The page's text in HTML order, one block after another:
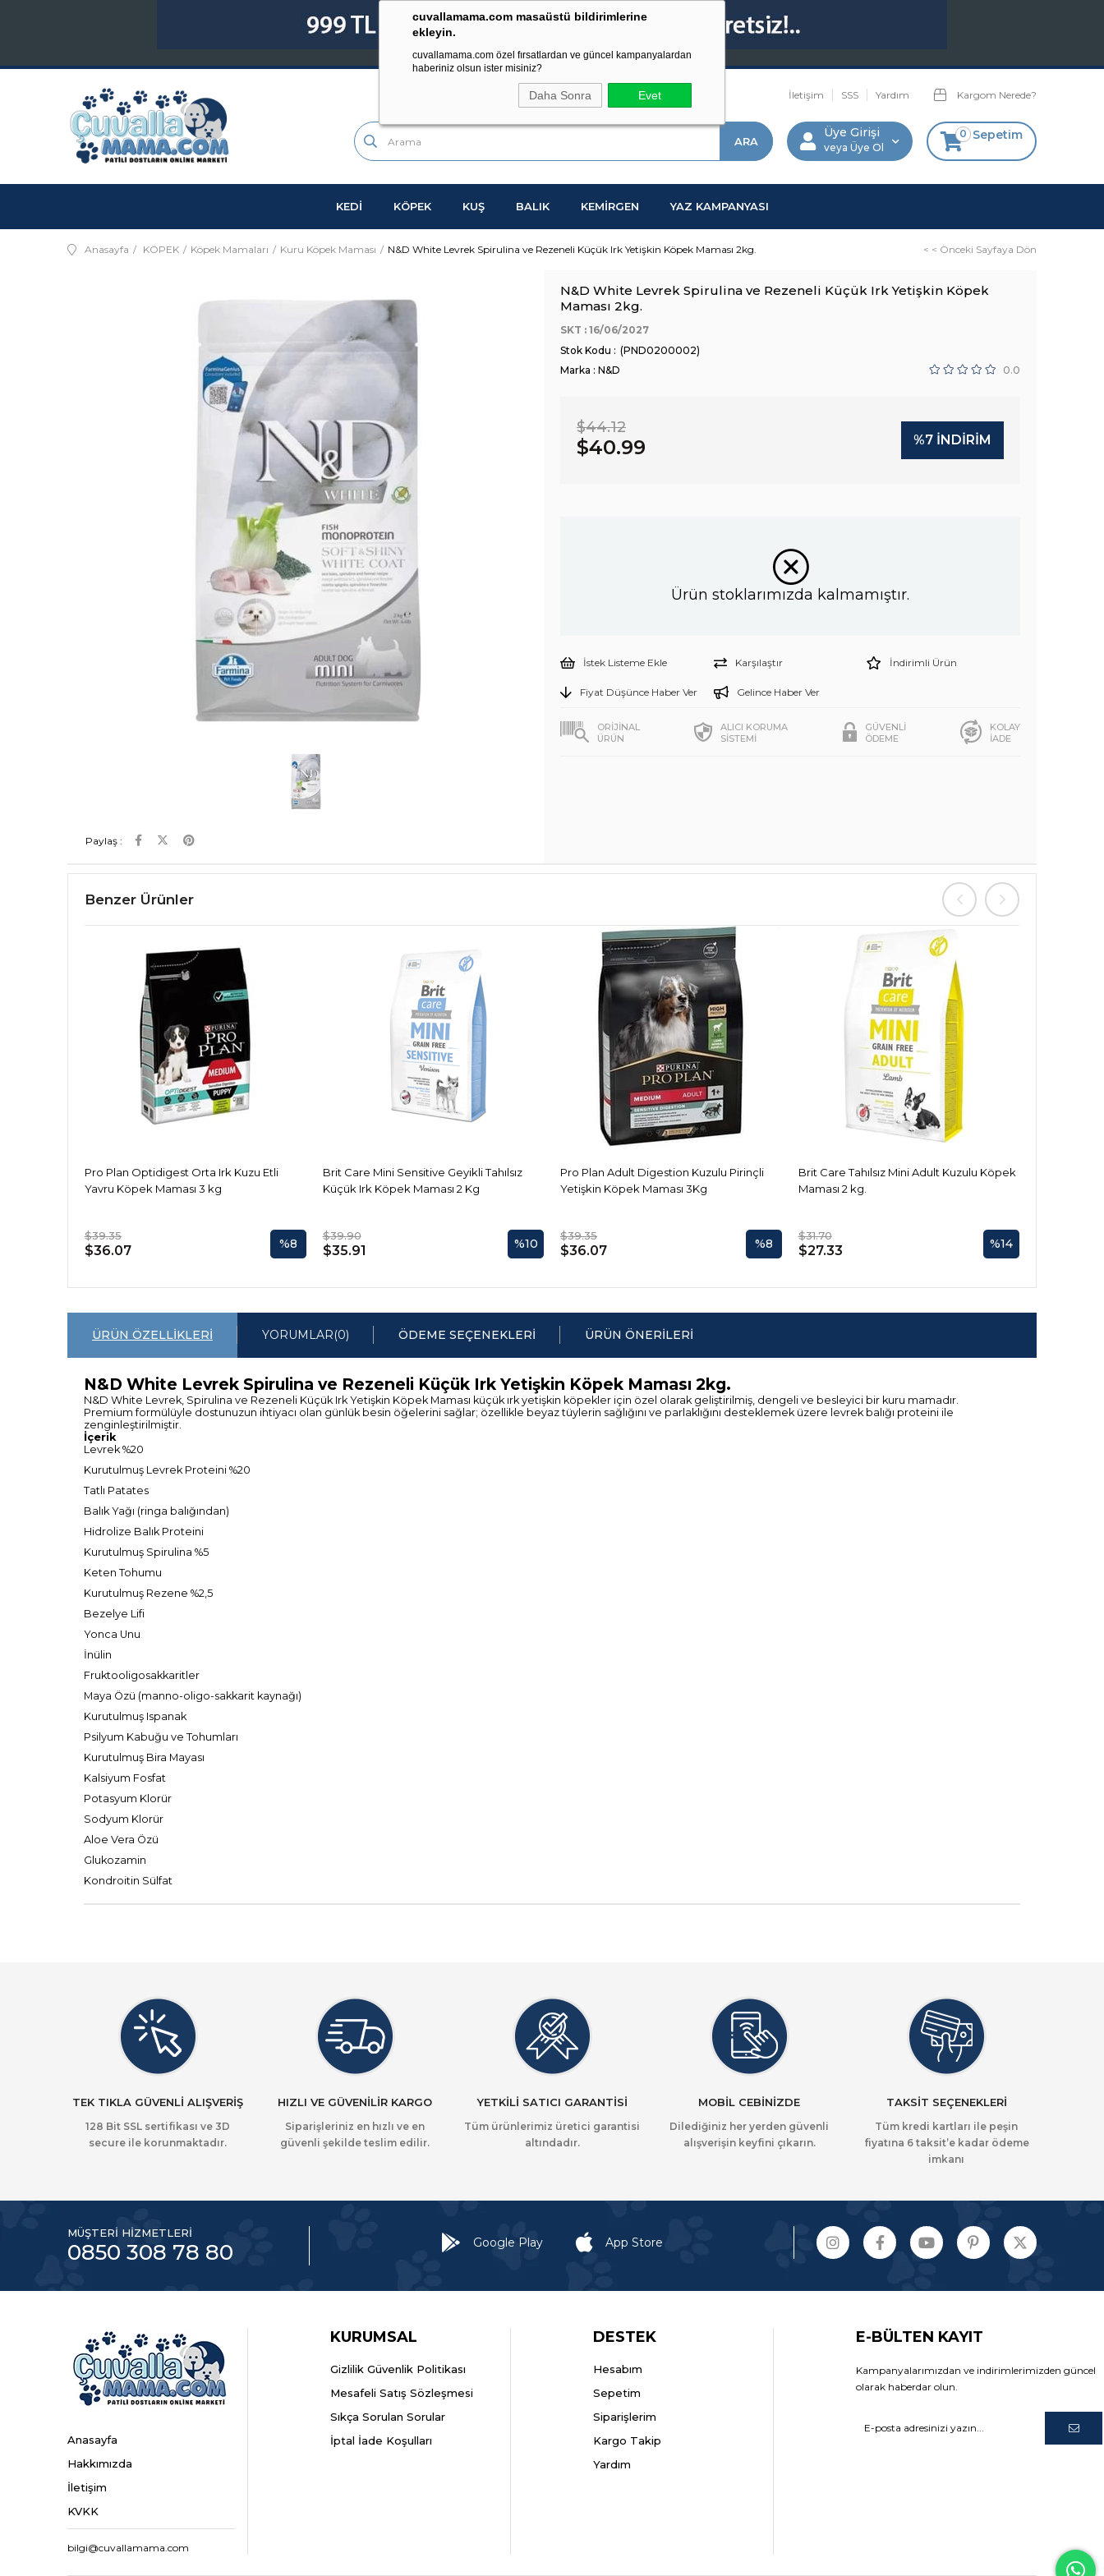
cuvallamama.com masaüstü bildirimlerine
ekleyin.
cuvallamama.com özel fırsatlardan ve güncel kampanyalardan
haberiniz olsun ister misiniz?
Daha Sonra Evet İletişim SSS Yardım Kargom Nerede?
Sepetim
0
Üye Girişi
Üye Ol
KEDİ KÖPEK KUŞ BALIK KEMİRGEN YAZ KAMPANYASI
Anasayfa KÖPEK Köpek Mamaları Kuru Köpek Maması N&D White Levrek Spirulina ve Rezeneli Küçük Irk Yetişkin Köpek Maması 2kg. < < Önceki Sayfaya Dön
Paylaş :
N&D White Levrek Spirulina ve Rezeneli Küçük Irk Yetişkin Köpek
Maması 2kg.
SKT : 16/06/2027
(PND0200002)
Marka : N&D 0.0
$44.12
$40.99 %7 İNDIRIM
Ürün stoklarımızda kalmamıştır.
İstek Listeme Ekle Karşılaştır İndirimli Ürün
Fiyat Düşünce Haber Ver Gelince Haber Ver
ORİJİNAL
ÜRÜN
ALICI KORUMA
SİSTEMİ
GÜVENLİ
ÖDEME
KOLAY
İADE
Benzer Ürünler
Pro Plan Optidigest Orta Irk Kuzu Etli
Yavru Köpek Maması 3 kg
$39.35
$36.07 %8
Brit Care Mini Sensitive Geyikli Tahılsız
Küçük Irk Köpek Maması 2 Kg
$39.90
$35.91 %10
Pro Plan Adult Digestion Kuzulu Pirinçli
Yetişkin Köpek Maması 3Kg
$39.35
$36.07 %8
Brit Care Tahılsız Mini Adult Kuzulu Köpek
Maması 2 kg.
$31.70
$27.33 %14
ÜRÜN ÖZELLIKLERI YORUMLAR(0) ÖDEME SEÇENEKLERI ÜRÜN ÖNERILERI
N&D White Levrek Spirulina ve Rezeneli Küçük Irk Yetişkin Köpek Maması 2kg.
N&D White Levrek, Spirulina ve Rezeneli Küçük Irk Yetişkin Köpek Maması küçük ırk yetişkin köpekler için özel olarak geliştirilmiş, dengeli ve besleyici bir kuru mamadır.
Premium formülüyle dostunuzun ihtiyacı olan günlük besin öğelerini sağlar; özellikle beyaz tüylerin sağlığını ve parlaklığını desteklemek üzere levrek balığı proteini ile
zenginleştirilmiştir.
İçerik
Levrek %20
Kurutulmuş Levrek Proteini %20
Tatlı Patates
Balık Yağı (ringa balığından)
Hidrolize Balık Proteini
Kurutulmuş Spirulina %5
Keten Tohumu
Kurutulmuş Rezene %2,5
Bezelye Lifi
Yonca Unu
İnülin
Fruktooligosakkaritler
Maya Özü (manno-oligo-sakkarit kaynağı)
Kurutulmuş Ispanak
Psilyum Kabuğu ve Tohumları
Kurutulmuş Bira Mayası
Kalsiyum Fosfat
Potasyum Klorür
Sodyum Klorür
Aloe Vera Özü
Glukozamin
Kondroitin Sülfat
TEK TIKLA GÜVENLİ ALIŞVERİŞ
128 Bit SSL sertifikası ve 3D
secure ile korunmaktadır.
HIZLI VE GÜVENİLİR KARGO
Siparişleriniz en hızlı ve en
güvenli şekilde teslim edilir.
YETKİLİ SATICI GARANTİSİ
Tüm ürünlerimiz üretici garantisi
altındadır.
MOBİL CEBİNİZDE
Dilediğiniz her yerden güvenli
alışverişin keyfini çıkarın.
TAKSİT SEÇENEKLERİ
Tüm kredi kartları ile peşin
fiyatına 6 taksit’e kadar ödeme
imkanı
MÜŞTERİ HİZMETLERİ
0850 308 78 80 Google Play App Store
Anasayfa
Hakkımızda
İletişim
KVKK
bilgi@cuvallamama.com
KURUMSAL
Gizlilik Güvenlik Politikası
Mesafeli Satış Sözleşmesi
Sıkça Sorulan Sorular
İptal İade Koşulları
DESTEK
Hesabım
Sepetim
Siparişlerim
Kargo Takip
Yardım
E-BÜLTEN KAYIT
Kampanyalarımızdan ve indirimlerimizden güncel
olarak haberdar olun.